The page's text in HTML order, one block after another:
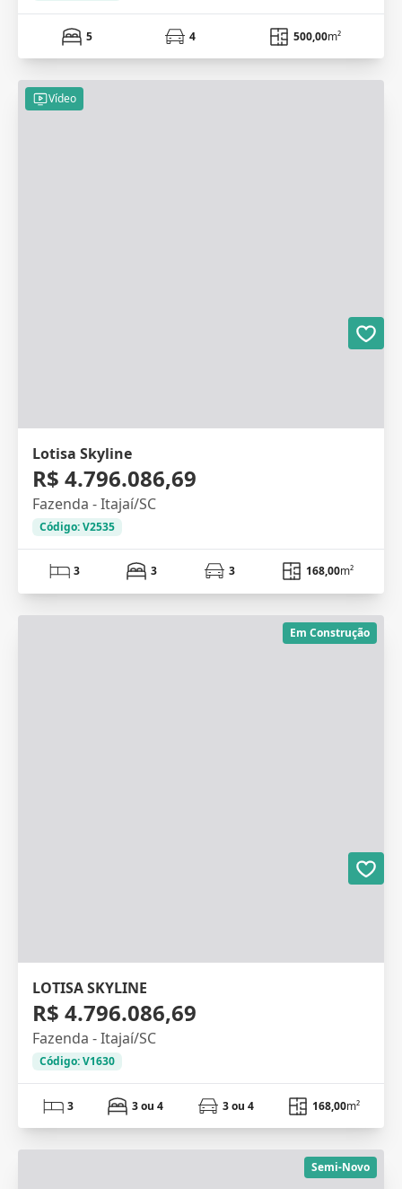
5 4 500,00m²
Vídeo
Lotisa Skyline
R$ 4.796.086,69
Fazenda - Itajaí/SC
Código: V2535
3 3 3 168,00m²
Em Construção
LOTISA SKYLINE
R$ 4.796.086,69
Fazenda - Itajaí/SC
Código: V1630
3 3 ou 4 3 ou 4 168,00m²
Semi-Novo